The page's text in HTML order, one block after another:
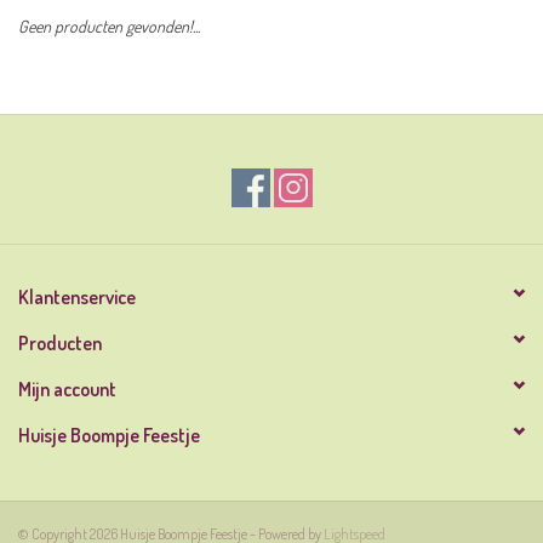
Geen producten gevonden!...
Klantenservice
Producten
Mijn account
Huisje Boompje Feestje
© Copyright 2026 Huisje Boompje Feestje - Powered by Lightspeed